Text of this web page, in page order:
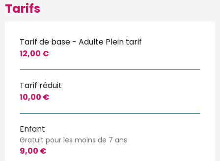
Tarifs
Tarif de base - Adulte Plein tarif
12,00 €
Tarif réduit
10,00 €
Enfant
Gratuit pour les moins de 7 ans
9,00 €